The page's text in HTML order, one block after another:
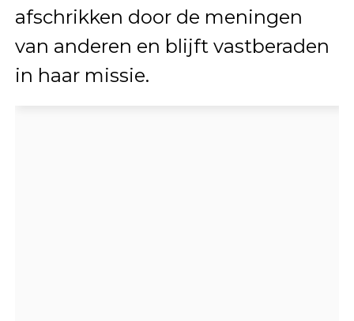
afschrikken door de meningen
van anderen en blijft vastberaden
in haar missie.